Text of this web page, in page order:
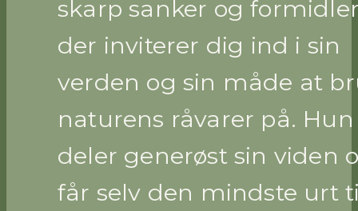
skarp sanker og
der inviterer dig ind i sin
verden og sin måde at
naturens råvarer på. Hun
deler generøst sin viden
får selv den mindste urt